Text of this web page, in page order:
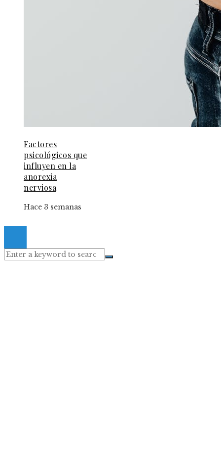
Factores
psicológicos que
influyen en la
anorexia
nerviosa
Hace 3 semanas